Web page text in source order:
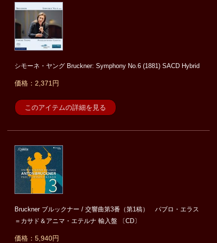
シモーネ・ヤング Bruckner: Symphony No.6 (1881) SACD Hybrid
価格：2,371円
このアイテムの詳細を見る
Bruckner ブルックナー / 交響曲第3番（第1稿） パブロ・エラス
＝カサド＆アニマ・エテルナ 輸入盤 〔CD〕
価格：5,940円